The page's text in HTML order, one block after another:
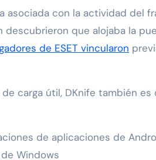
asociada con la actividad del
descubrieron que alojaba la
de ESET vincularon
carga útil, DKnife también es
de aplicaciones de
Windows